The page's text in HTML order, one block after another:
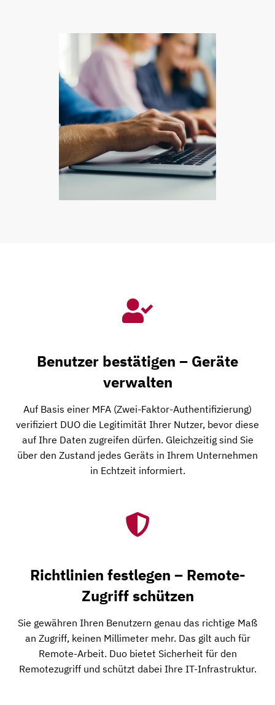
Benutzer bestätigen – Geräte
verwalten
Auf Basis einer MFA (Zwei-Faktor-Authentifizierung)
verifiziert DUO die Legitimität Ihrer Nutzer, bevor diese
auf Ihre Daten zugreifen dürfen. Gleichzeitig sind Sie
über den Zustand jedes Geräts in Ihrem Unternehmen
in Echtzeit informiert.
Richtlinien festlegen – Remote-
Zugriff schützen
Sie gewähren Ihren Benutzern genau das richtige Maß
an Zugriff, keinen Millimeter mehr. Das gilt auch für
Remote-Arbeit. Duo bietet Sicherheit für den
Remotezugriff und schützt dabei Ihre IT-Infrastruktur.